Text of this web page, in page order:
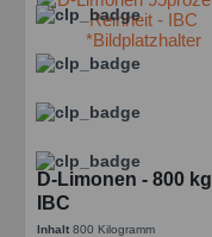
D-Limonen - 800 kg
IBC
Inhalt800 Kilogramm